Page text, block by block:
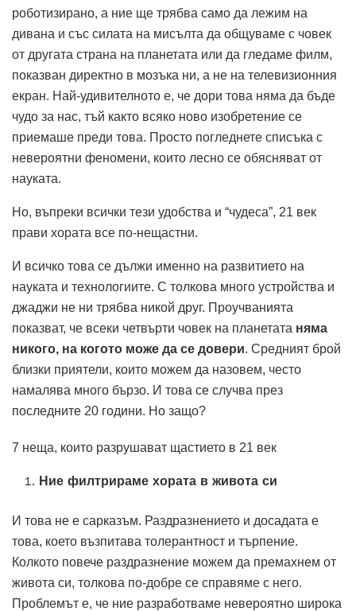
роботизирано, а ние ще трябва само да лежим на
дивана и със силата на мисълта да общуваме с човек
от другата страна на планетата или да гледаме филм,
показван директно в мозъка ни, а не на телевизионния
екран. Най-удивителното е, че дори това няма да бъде
чудо за нас, тъй както всяко ново изобретение се
приемаше преди това. Просто погледнете списъка с
невероятни феномени, които лесно се обясняват от
науката.
Но, въпреки всички тези удобства и “чудеса”, 21 век
прави хората все по-нещастни.
И всичко това се дължи именно на развитието на
науката и технологиите. С толкова много устройства и
джаджи не ни трябва никой друг. Проучванията
показват, че всеки четвърти човек на планетата няма
никого, на когото може да се довери. Средният брой
близки приятели, които можем да назовем, често
намалява много бързо. И това се случва през
последните 20 години. Но защо?
7 неща, които разрушават щастието в 21 век
Ние филтрираме хората в живота си
И това не е сарказъм. Раздразнението и досадата е
това, което възпитава толерантност и търпение.
Колкото повече раздразнение можем да премахнем от
живота си, толкова по-добре се справяме с него.
Проблемът е, че ние разработваме невероятно широка